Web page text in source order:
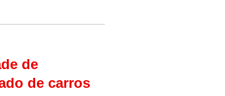
de
de carros